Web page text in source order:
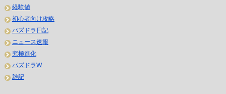
経験値
初心者向け攻略
パズドラ日記
ニュース速報
究極進化
パズドラW
雑記